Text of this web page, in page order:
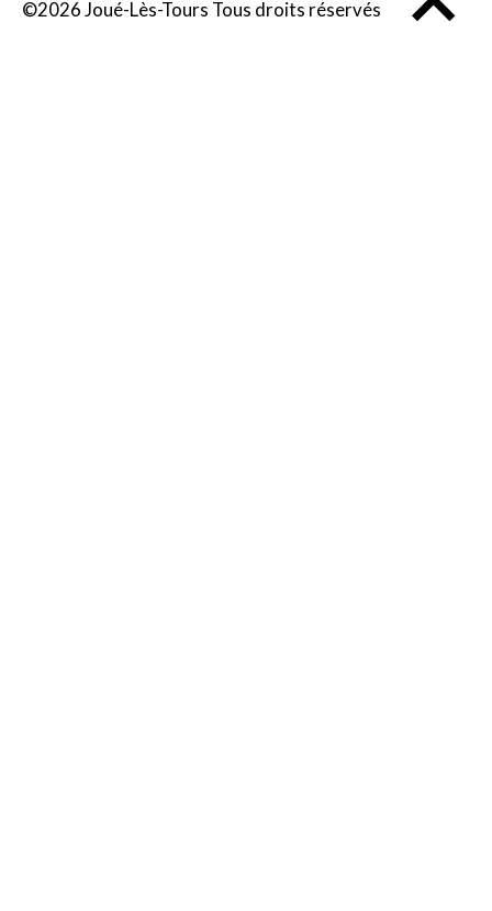
©2026 Joué-Lès-Tours Tous droits réservés